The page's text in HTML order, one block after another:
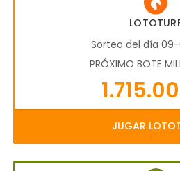
Sorteo del día
PRÓXIMO BOTE
JUGAR